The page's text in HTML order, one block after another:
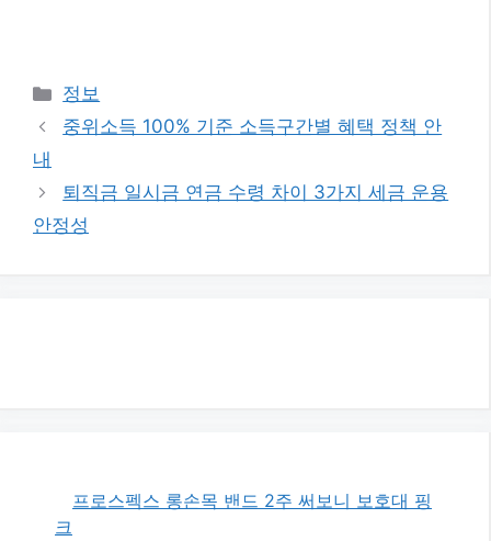
카
테
정보
중위소득 100% 기준 소득구간별 혜택 정책 안
내
퇴직금 일시금 연금 수령 차이 3가지 세금 운용
안정성
프로스펙스 롱손목 밴드 2주 써보니 보호대 핑
크